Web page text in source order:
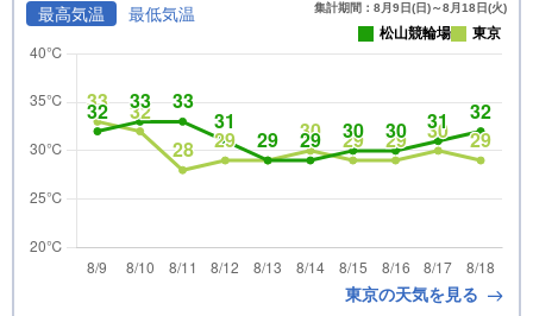
最高気温 最低気温 集計期間：8月9日(日)～8月18日(火)
松山競輪場 東京
東京の天気を見る